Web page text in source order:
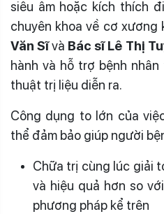
siêu âm hoặc kích thích
chuyên khoa về cơ xương
Văn Sĩvà Bác sĩ Lê Thị
hành và hỗ trợ bệnh
thuật trị liệu diễn ra.
Công dụng to lớn của
thể đảm bảo giúp người
Chữa trị cùng lúc giải
và hiệu quả hơn so
phương pháp kể trên